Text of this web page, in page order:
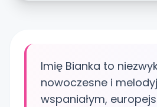
Imię Bianka to
nowoczesne i
wspaniałym,